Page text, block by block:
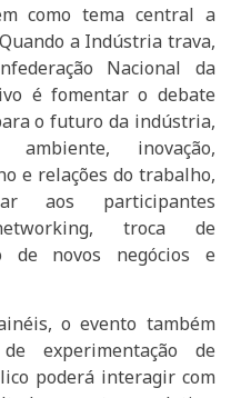
como tema central a
a Indústria trava,
Nacional da
é fomentar o debate
o futuro da indústria,
inovação,
e relações do trabalho,
aos participantes
troca de
de novos negócios e
o evento também
experimentação de
poderá interagir com